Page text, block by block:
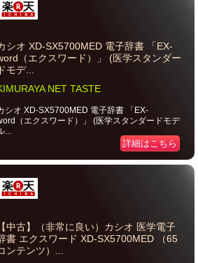
シオ XD-SX5700MED 電子辞書 「EX-
（エクスワード）」 (医学スタンダー
ドモデ...
NET TASTE
シオ XD-SX5700MED 電子辞書 「EX-
（エクスワード）」 (医学スタンダードモデ
...
詳細はこちら
【中古】（非常に良い）カシオ 医学電子
書 エクスワード XD-SX5700MED （65
ンテンツ）...